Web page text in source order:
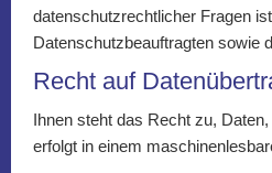
datenschutzrechtlicher Fragen
Datenschutzbeauftragten sowie
Recht auf
Ihnen steht das Recht zu,
erfolgt in einem